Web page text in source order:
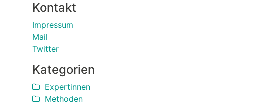
Kontakt
Impressum
Mail
Twitter
Kategorien
Expertinnen
Methoden